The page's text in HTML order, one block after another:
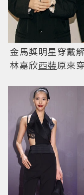
金馬獎明星穿戴
林嘉欣西裝原來